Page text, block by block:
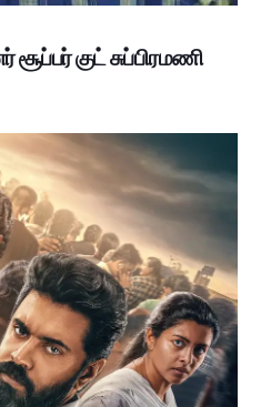
குட் சுப்பிரமணி